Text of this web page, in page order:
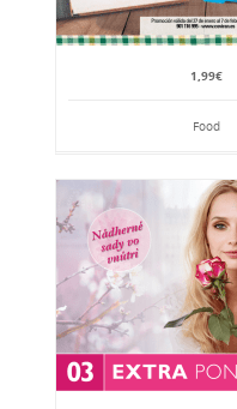
1,99€
Food